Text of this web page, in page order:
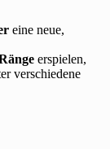
eine neue,
erspielen,
verschiedene